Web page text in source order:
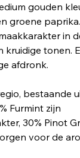
gouden
groene
in
kruidige tonen.
afdronk.
bestaande
Furmint zijn
30% Pinot
voor de